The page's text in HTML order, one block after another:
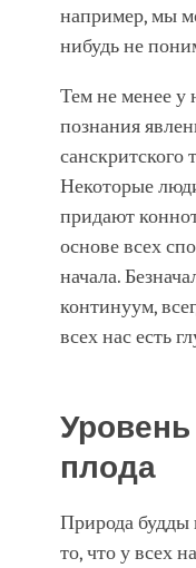
например, мы
нибудь не
Тем не менее у
познания
санскритского
Некоторые
придают
основе всех
начала.
континуум,
всех нас есть
плода
Природа будды
то, что у всех